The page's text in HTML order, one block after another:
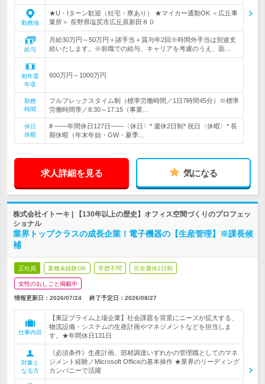
勤務地
★U・Iターン歓迎（社宅・寮あり） ★マイカー通勤OK ＜広丘事
業所＞ 長野県塩尻市広丘原新田８０
給与
月給30万円～50万円＋諸手当＋賞与年2回※時間外手当は別途支
給いたします。※前職での給与、キャリアを考慮のうえ、面…
初年度
年収
600万円～1000万円
勤務
時間
フルフレックスタイム制（標準労働時間／1日7時間45分）※標準
労働時間帯／8:30～17:15（事業…
休日
休暇
# ――年間休日127日――〈休日〉* 週休2日制* 祝日〈休暇〉* 長
期休暇（年末年始・GW・夏季…
求人詳細を見る 気になる
株式会社イトーキ | 【130年以上の歴史】オフィス空間づくりのプロフェッ
ショナル
業界トップクラスの成長企業！電子機器の【生産管理】※課長候
補
正社員 業種未経験OK 学歴不問 完全週休2日制
女性のおしごと掲載中
情報更新日：2026/07/24 終了予定日： 2026/08/27
仕事内容
【東証プライム上場企業】社会課題を背景にニーズが拡大する、
物流設備・システムの生産計画やマネジメントなどを担当しま
す。★年間休日131日
対象と
なる方
《必須条件》生産計画、部材調達いずれかの管理職としてのマネ
ジメント経験／Microsoft Officeの基本操作 ★業界のリーディング
カンパニーで活躍